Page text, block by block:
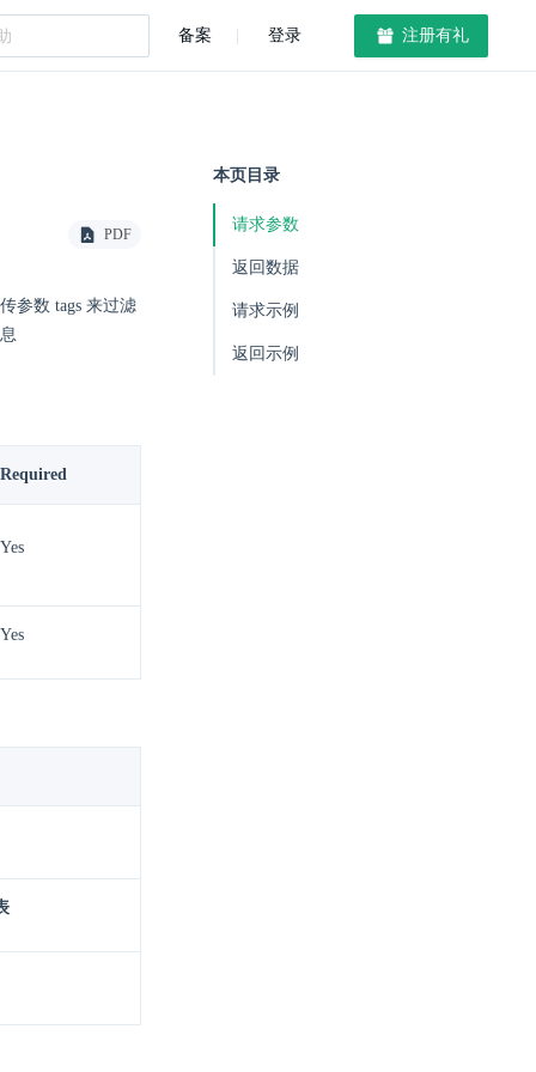
备案 登录 注册有礼
PDF
参数 tags 来过滤
Required
Yes
Yes
本页目录
请求参数
返回数据
请求示例
返回示例